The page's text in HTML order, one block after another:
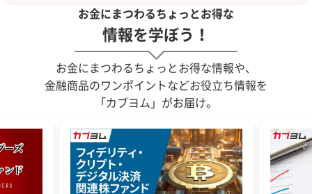
お金にまつわるちょっとお得な
情報を学ぼう！
お金にまつわるちょっとお得な情報や、
金融商品のワンポイントなどお役立ち情報を
「カブヨム」がお届け。